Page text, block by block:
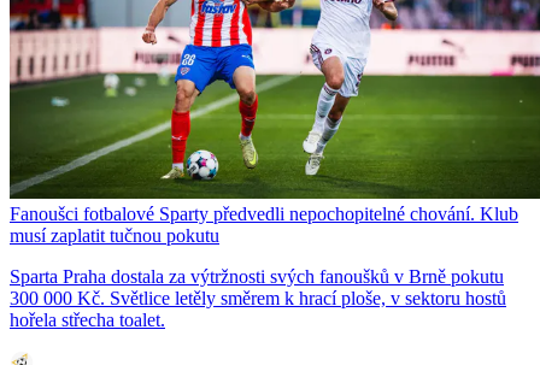
Fanoušci fotbalové Sparty předvedli nepochopitelné chování. Klub
musí zaplatit tučnou pokutu
Sparta Praha dostala za výtržnosti svých fanoušků v Brně pokutu
300 000 Kč. Světlice letěly směrem k hrací ploše, v sektoru hostů
hořela střecha toalet.